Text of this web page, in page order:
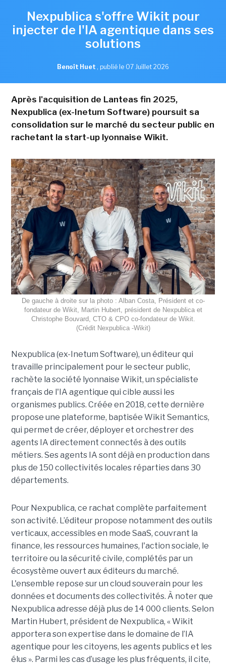
Nexpublica s'offre Wikit pour
injecter de l'IA agentique dans ses
solutions
Benoît Huet , publié le 07 Juillet 2026
Après l'acquisition de Lanteas fin 2025,
Nexpublica (ex-Inetum Software) poursuit sa
consolidation sur le marché du secteur public en
rachetant la start-up lyonnaise Wikit.
De gauche à droite sur la photo : Alban Costa, Président et co-
fondateur de Wikit, Martin Hubert, président de Nexpublica et
Christophe Bouvard, CTO & CPO co-fondateur de Wikit.
(Crédit Nexpublica -Wikit)
Nexpublica (ex-Inetum Software), un éditeur qui
travaille principalement pour le secteur public,
rachète la société lyonnaise Wikit, un spécialiste
français de l'IA agentique qui cible aussi les
organismes publics. Créée en 2018, cette dernière
propose une plateforme, baptisée Wikit Semantics,
qui permet de créer, déployer et orchestrer des
agents IA directement connectés à des outils
métiers. Ses agents IA sont déjà en production dans
plus de 150 collectivités locales réparties dans 30
départements.
Pour Nexpublica, ce rachat complète parfaitement
son activité. L’éditeur propose notamment des outils
verticaux, accessibles en mode SaaS, couvrant la
finance, les ressources humaines, l'action sociale, le
territoire ou la sécurité civile, complétés par un
écosystème ouvert aux éditeurs du marché.
L'ensemble repose sur un cloud souverain pour les
données et documents des collectivités. À noter que
Nexpublica adresse déjà plus de 14 000 clients. Selon
Martin Hubert, président de Nexpublica, « Wikit
apportera son expertise dans le domaine de l’IA
agentique pour les citoyens, les agents publics et les
élus ». Parmi les cas d’usage les plus fréquents, il cite,